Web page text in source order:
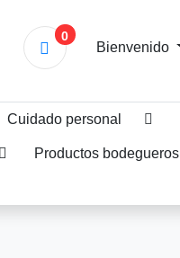
0
Bienvenido
Cuidado personal
Productos bodegueros